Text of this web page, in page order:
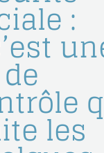
:
les